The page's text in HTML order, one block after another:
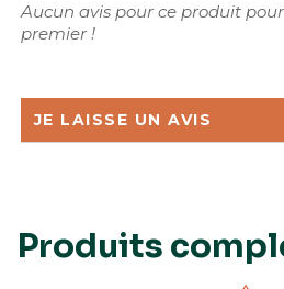
Aucun avis pour ce produit
premier !
JE LAISSE UN AVIS
Produits